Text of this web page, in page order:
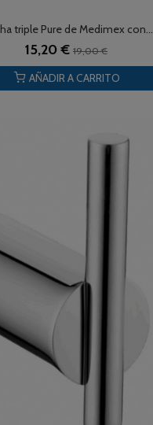
triple Pure de Medimex con...
15,20 € 19,00 €
AÑADIR A CARRITO